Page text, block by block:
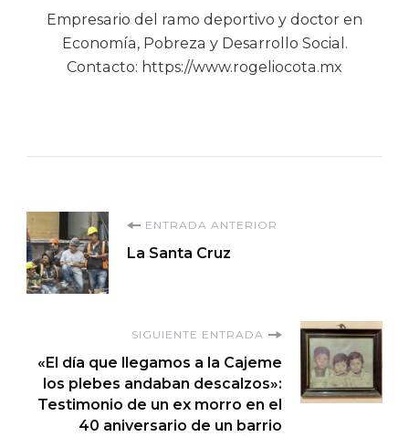
Empresario del ramo deportivo y doctor en
Economía, Pobreza y Desarrollo Social.
Contacto: https://www.rogeliocota.mx
Navegación
de
entradas
ENTRADA ANTERIOR
La Santa Cruz
SIGUIENTE ENTRADA
«El día que llegamos a la Cajeme
los plebes andaban descalzos»:
Testimonio de un ex morro en el
40 aniversario de un barrio